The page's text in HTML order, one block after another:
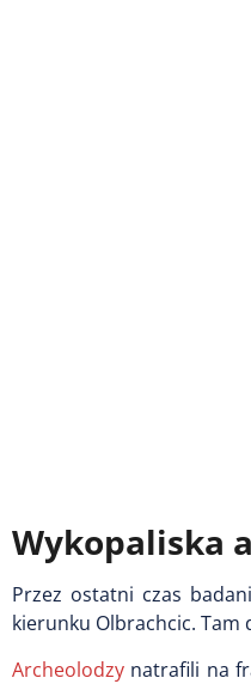
Wykopaliska
Przez ostatni czas
kierunku Olbrachcic. Tam
Archeolodzy natrafili na